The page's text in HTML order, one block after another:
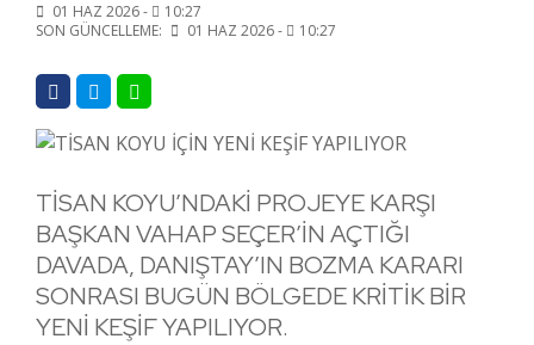
01 HAZ 2026 -
10:27
SON GÜNCELLEME:
01 HAZ 2026 - 10:27
TİSAN KOYU’NDAKİ PROJEYE KARŞI
BAŞKAN VAHAP SEÇER’İN AÇTIĞI
DAVADA, DANIŞTAY’IN BOZMA KARARI
SONRASI BUGÜN BÖLGEDE KRİTİK BİR
YENİ KEŞİF YAPILIYOR.